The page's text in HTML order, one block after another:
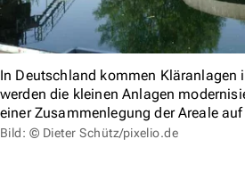
In Deutschland kommen Kläranlagen
werden die kleinen Anlagen
einer Zusammenlegung der Areale
Bild: © Dieter Schütz/pixelio.de